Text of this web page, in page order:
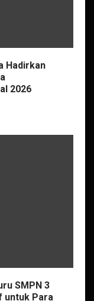
Hadirkan
2026
SMPN 3
untuk Para